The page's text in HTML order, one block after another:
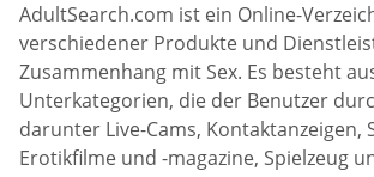
AdultSearch.com ist ein Online-
verschiedener Produkte und
Zusammenhang mit Sex. Es besteht
Unterkategorien, die der Benutzer
darunter Live-Cams, Kontaktanzeigen,
Erotikfilme und -magazine, Spielzeug